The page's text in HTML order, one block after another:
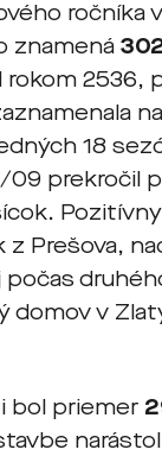
ročníka
znamená
2536,
18
09 prekročil
z Prešova,
počas
domov v
bol priemer